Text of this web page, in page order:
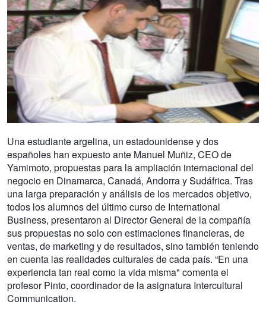
Una estudiante argelina, un estadounidense y dos
españoles han expuesto ante Manuel Muñiz, CEO de
Yamimoto, propuestas para la ampliación internacional del
negocio en Dinamarca, Canadá, Andorra y Sudáfrica. Tras
una larga preparación y análisis de los mercados objetivo,
todos los alumnos del último curso de International
Business, presentaron al Director General de la compañía
sus propuestas no solo con estimaciones financieras, de
ventas, de marketing y de resultados, sino también teniendo
en cuenta las realidades culturales de cada país. “En una
experiencia tan real como la vida misma" comenta el
profesor Pinto, coordinador de la asignatura Intercultural
Communication.